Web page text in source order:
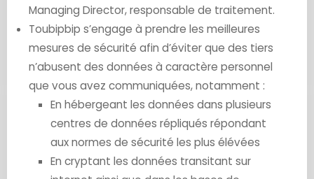
Managing Director, responsable de traitement.
Toubipbip s’engage à prendre les meilleures
mesures de sécurité afin d’éviter que des tiers
n’abusent des données à caractère personnel
que vous avez communiquées, notamment :
En hébergeant les données dans plusieurs
centres de données répliqués répondant
aux normes de sécurité les plus élévées
En cryptant les données transitant sur